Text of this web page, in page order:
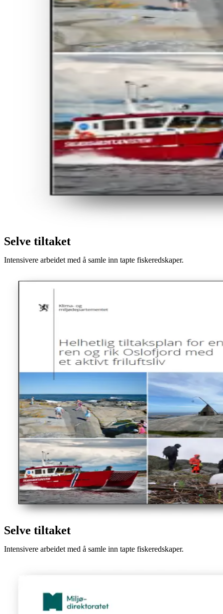
Selve tiltaket
Intensivere arbeidet med å samle inn tapte fiskeredskaper.
Selve tiltaket
Intensivere arbeidet med å samle inn tapte fiskeredskaper.